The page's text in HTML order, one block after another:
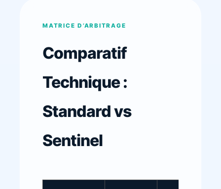
MATRICE D’ARBITRAGE
Comparatif
Technique :
Standard vs
Sentinel